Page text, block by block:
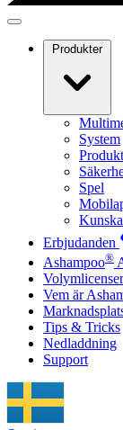
Produkter
System
Spel
Erbjudanden
Ashampoo®
Volymlicenser
Vem är
Tips & Tricks
Nedladdning
Support